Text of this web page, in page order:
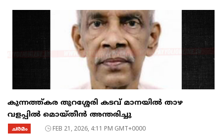
കുന്നത്ത്കര തുറശ്ശേരി കടവ് മാനയിൽ താഴ
വളപ്പിൽ മൊയ്തീൻ അന്തരിച്ചു
ചരമം FEB 21, 2026, 4:11 PM GMT+0000